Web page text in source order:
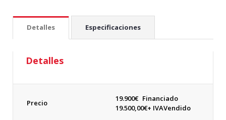
Detalles Especificaciones
Detalles
Precio 19.900€ Financiado
19.500,00€+ IVAVendido